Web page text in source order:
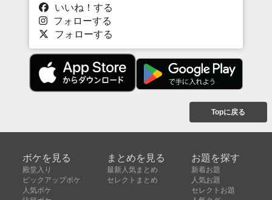
いいね！する
フォローする
フォローする
Topに戻る
ボケを見る
殿堂入り
ピックアップボケ
人気ボケ
まとめを見る
最新人気まとめ
セレクトまとめ
お題を探す
新着お題
人気お題
セレクトお題